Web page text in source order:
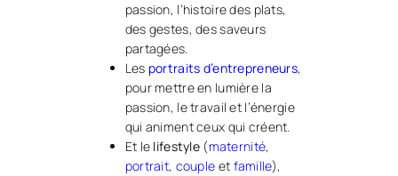
passion, l’histoire des plats,
des gestes, des saveurs
partagées.
Les portraits d’entrepreneurs,
pour mettre en lumière la
passion, le travail et l’énergie
qui animent ceux qui créent.
Et le lifestyle (maternité,
portrait, couple et famille),